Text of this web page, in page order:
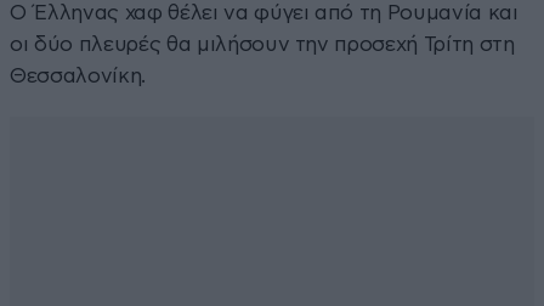
Ο Έλληνας χαφ θέλει να φύγει από τη Ρουμανία και
οι δύο πλευρές θα μιλήσουν την προσεχή Τρίτη στη
Θεσσαλονίκη.